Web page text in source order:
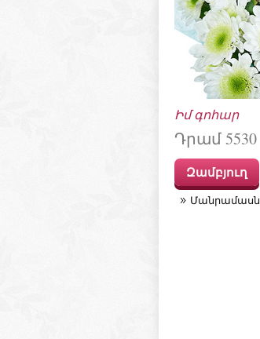
Իմ գոհար
Դրամ 5530
Զամբյուղ
Մանրամասն